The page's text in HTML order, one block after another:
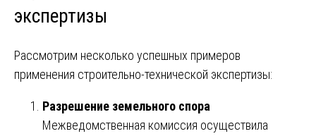
экспертизы
Рассмотрим несколько успешных примеров
применения строительно-технической экспертизы:
Разрешение земельного спора
Межведомственная комиссия осуществила